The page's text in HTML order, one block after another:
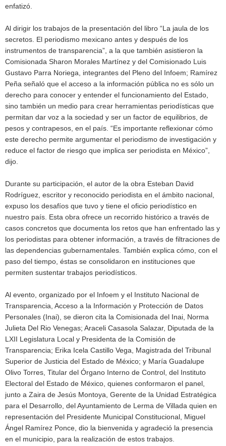
enfatizó.
Al dirigir los trabajos de la presentación del libro “La jaula de los
secretos. El periodismo mexicano antes y después de los
instrumentos de transparencia”, a la que también asistieron la
Comisionada Sharon Morales Martínez y del Comisionado Luis
Gustavo Parra Noriega, integrantes del Pleno del Infoem; Ramírez
Peña señaló que el acceso a la información pública no es sólo un
derecho para conocer y entender el funcionamiento del Estado,
sino también un medio para crear herramientas periodísticas que
permitan dar voz a la sociedad y ser un factor de equilibrios, de
pesos y contrapesos, en el país. “Es importante reflexionar cómo
este derecho permite argumentar el periodismo de investigación y
reduce el factor de riesgo que implica ser periodista en México”,
dijo.
Durante su participación, el autor de la obra Esteban David
Rodríguez, escritor y reconocido periodista en el ámbito nacional,
expuso los desafíos que tuvo y tiene el oficio periodístico en
nuestro país. Esta obra ofrece un recorrido histórico a través de
casos concretos que documenta los retos que han enfrentado las y
los periodistas para obtener información, a través de filtraciones de
las dependencias gubernamentales. También explica cómo, con el
paso del tiempo, éstas se consolidaron en instituciones que
permiten sustentar trabajos periodísticos.
Al evento, organizado por el Infoem y el Instituto Nacional de
Transparencia, Acceso a la Información y Protección de Datos
Personales (Inai), se dieron cita la Comisionada del Inai, Norma
Julieta Del Rio Venegas; Araceli Casasola Salazar, Diputada de la
LXII Legislatura Local y Presidenta de la Comisión de
Transparencia; Erika Icela Castillo Vega, Magistrada del Tribunal
Superior de Justicia del Estado de México; y María Guadalupe
Olivo Torres, Titular del Órgano Interno de Control, del Instituto
Electoral del Estado de México, quienes conformaron el panel,
junto a Zaira de Jesús Montoya, Gerente de la Unidad Estratégica
para el Desarrollo, del Ayuntamiento de Lerma de Villada quien en
representación del Presidente Municipal Constitucional, Miguel
Ángel Ramírez Ponce, dio la bienvenida y agradeció la presencia
en el municipio, para la realización de estos trabajos.